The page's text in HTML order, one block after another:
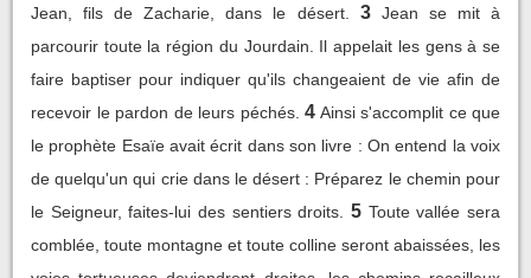
Jean, fils de Zacharie, dans le désert.
3 Jean se mit à
parcourir toute la région du Jourdain. Il appelait les gens à se
faire baptiser pour indiquer qu'ils changeaient de vie afin de
recevoir le pardon de leurs péchés. 4 Ainsi s'accomplit ce que
le prophète Esaïe avait écrit dans son livre : On entend la voix
de quelqu'un qui crie dans le désert : Préparez le chemin pour
le Seigneur, faites-lui des sentiers droits.
5 Toute vallée sera
comblée, toute montagne et toute colline seront abaissées, les